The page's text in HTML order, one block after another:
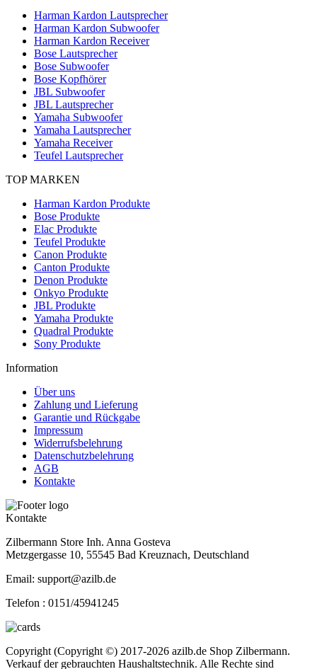
Harman Kardon Lautsprecher
Harman Kardon Subwoofer
Harman Kardon Receiver
Bose Lautsprecher
Bose Subwoofer
Bose Kopfhörer
JBL Subwoofer
JBL Lautsprecher
Yamaha Subwoofer
Yamaha Lautsprecher
Yamaha Receiver
Teufel Lautsprecher
TOP MARKEN
Harman Kardon Produkte
Bose Produkte
Elac Produkte
Teufel Produkte
Canon Produkte
Canton Produkte
Denon Produkte
Onkyo Produkte
JBL Produkte
Yamaha Produkte
Quadral Produkte
Sony Produkte
Information
Über uns
Zahlung und Lieferung
Garantie und Rückgabe
Impressum
Widerrufsbelehrung
Datenschutzbelehrung
AGB
Kontakte
Kontakte
Zilbermann Store Inh. Anna Gosteva
Metzgergasse 10, 55545 Bad Kreuznach, Deutschland
Email: support@azilb.de
Telefon : 0151/45941245
Copyright (Copyright ©) 2017-2026 azilb.de Shop Zilbermann.
Verkauf der gebrauchten Haushaltstechnik. Alle Rechte sind